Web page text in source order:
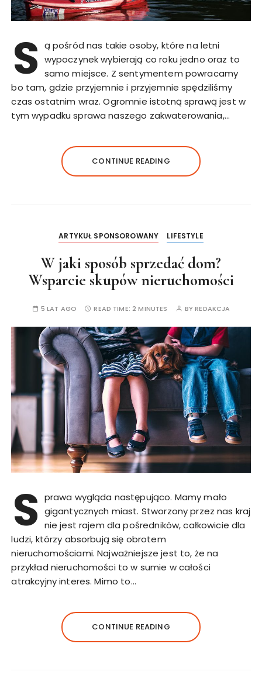
S ą pośród nas takie osoby, które na letni
wypoczynek wybierają co roku jedno oraz to
samo miejsce. Z sentymentem powracamy
bo tam, gdzie przyjemnie i przyjemnie spędziliśmy
czas ostatnim wraz. Ogromnie istotną sprawą jest w
tym wypadku sprawa naszego zakwaterowania,…
CONTINUE READING
ARTYKUŁ SPONSOROWANY LIFESTYLE
W jaki sposób sprzedać dom?
Wsparcie skupów nieruchomości
5 LAT AGO READ TIME:2 MINUTES BYREDAKCJA
S prawa wygląda następująco. Mamy mało
gigantycznych miast. Stworzony przez nas kraj
nie jest rajem dla pośredników, całkowicie dla
ludzi, którzy absorbują się obrotem
nieruchomościami. Najważniejsze jest to, że na
przykład nieruchomości to w sumie w całości
atrakcyjny interes. Mimo to…
CONTINUE READING